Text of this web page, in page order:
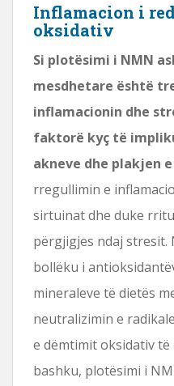
Inflamacion i
oksidativ
Si plotësimi i NMN
mesdhetare është
inflamacionin dhe
faktorë kyç të
akneve dhe plakjen
rregullimin e
sirtuinat dhe duke
përgjigjes ndaj stresit.
bollëku i
mineraleve të dietës
neutralizimin e
e dëmtimit oksidativ të
bashku, plotësimi i